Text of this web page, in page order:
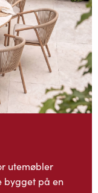
utemøbler
bygget på en